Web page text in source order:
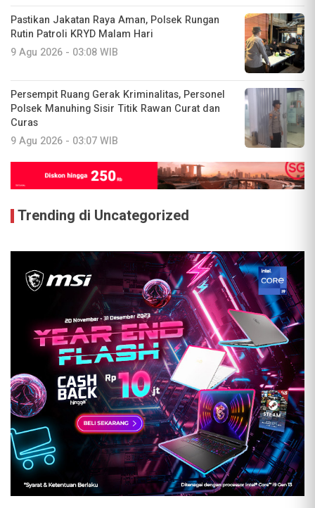
Pastikan Jakatan Raya Aman, Polsek Rungan
Rutin Patroli KRYD Malam Hari
9 Agu 2026 - 03:08 WIB
Persempit Ruang Gerak Kriminalitas, Personel
Polsek Manuhing Sisir Titik Rawan Curat dan
Curas
9 Agu 2026 - 03:07 WIB
Trending di Uncategorized